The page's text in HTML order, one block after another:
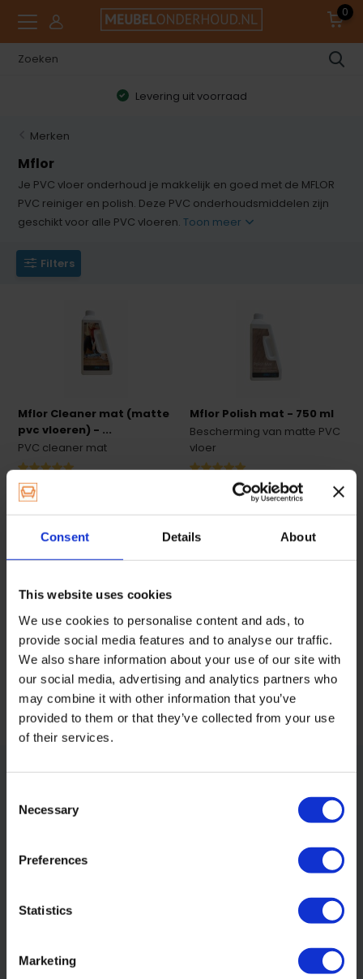
Consent Details About
This website uses cookies
We use cookies to personalise content and ads, to
provide social media features and to analyse our traffic.
We also share information about your use of our site with
our social media, advertising and analytics partners who
may combine it with other information that you’ve
provided to them or that they’ve collected from your use
of their services.
Selection
Necessary
Preferences
Statistics
Marketing
0
Levering uit voorraad
Merken
Mflor
Je PVC vloer onderhoud je makkelijk en goed met de MFLOR
PVC reiniger en polish. Deze PVC onderhoudsmiddelen zijn
geschikt voor alle PVC vloeren.Toon meer
Filters
Mflor Cleaner mat (matte
pvc vloeren) - ...
PVC cleaner mat
Op voorraad
Mflor Polish mat - 750 ml
Bescherming van matte PVC
vloer
Op voorraad
JePVC vloer onderhoudje makkelijk en goed met de MFLOR
PVC reiniger en polish. Deze PVC onderhoudsmiddelen zijn
geschikt voor alle PVC vloeren.
Klantenservice